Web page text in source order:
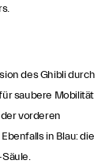
des Ghibli durch
saubere Mobilität
vorderen
in Blau: die